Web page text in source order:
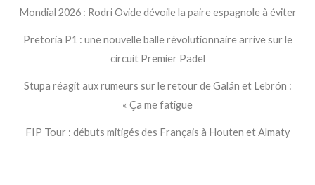
Mondial 2026 : Rodri Ovide dévoile la paire espagnole à éviter
Pretoria P1 : une nouvelle balle révolutionnaire arrive sur le
circuit Premier Padel
Stupa réagit aux rumeurs sur le retour de Galán et Lebrón :
« Ça me fatigue
FIP Tour : débuts mitigés des Français à Houten et Almaty